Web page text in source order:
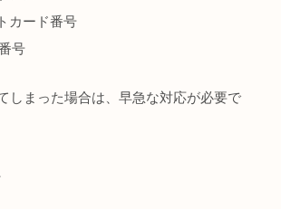
カード番号
号
しまった場合は、早急な対応が必要で